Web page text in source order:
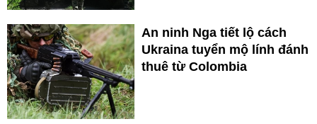
An ninh Nga tiết lộ cách
Ukraina tuyển mộ lính đánh
thuê từ Colombia